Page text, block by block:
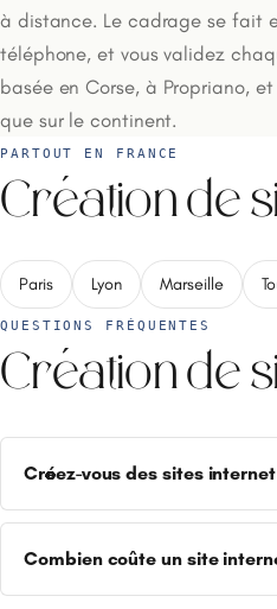
à distance. Le cadrage se fait
téléphone, et vous validez
basée en Corse, à Propriano,
que sur le continent.
PARTOUT EN FRANCE
Création de
Paris Lyon Marseille
QUESTIONS FRÉQUENTES
Création de
Créez-vous des sites
Combien coûte un site